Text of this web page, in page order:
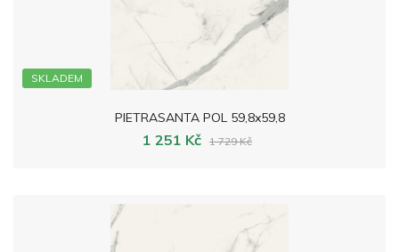
SKLADEM
PIETRASANTA POL 59,8x59,8
1 251 Kč 1 729 Kč